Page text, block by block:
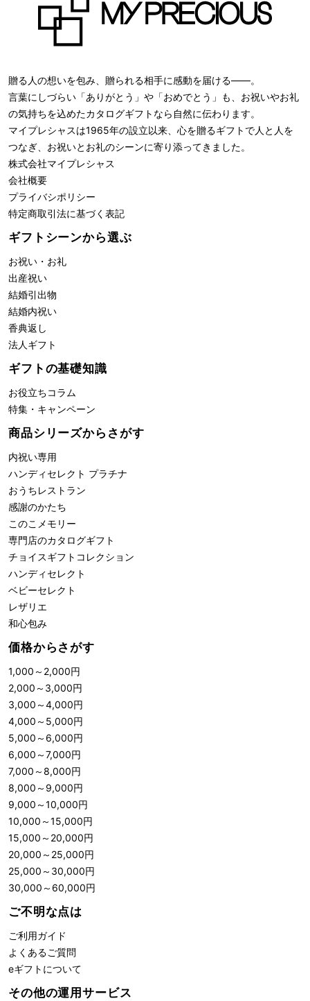
贈る人の想いを包み、贈られる相手に感動を届ける――。
言葉にしづらい「ありがとう」や「おめでとう」も、お祝いやお礼
の気持ちを込めたカタログギフトなら自然に伝わります。
マイプレシャスは1965年の設立以来、心を贈るギフトで人と人を
つなぎ、お祝いとお礼のシーンに寄り添ってきました。
株式会社マイプレシャス
会社概要
プライバシポリシー
特定商取引法に基づく表記
ギフトシーンから選ぶ
お祝い・お礼
出産祝い
結婚引出物
結婚内祝い
香典返し
法人ギフト
ギフトの基礎知識
お役立ちコラム
特集・キャンペーン
商品シリーズからさがす
内祝い専用
ハンディセレクト プラチナ
おうちレストラン
感謝のかたち
このこメモリー
専門店のカタログギフト
チョイスギフトコレクション
ハンディセレクト
ベビーセレクト
レザリエ
和心包み
価格からさがす
1,000 ～ 2,000円
2,000 ～ 3,000円
3,000 ～4,000円
4,000 ～ 5,000円
5,000 ～ 6,000円
6,000 ～7,000円
7,000 ～8,000円
8,000 ～ 9,000円
9,000 ～10,000円
10,000 ～15,000円
15,000 ～ 20,000円
20,000 ～ 25,000円
25,000 ～ 30,000円
30,000 ～ 60,000円
ご不明な点は
ご利用ガイド
よくあるご質問
eギフトについて
その他の運用サービス